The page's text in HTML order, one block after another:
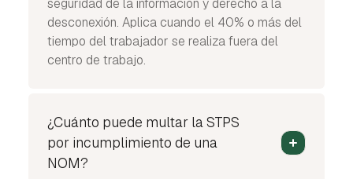
desconexión. Aplica cuando el 40% o más del
tiempo del trabajador se realiza fuera del
centro de trabajo.
¿Cuánto puede multar la STPS
por incumplimiento de una
NOM?